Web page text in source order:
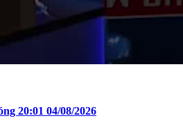
20:01 04/08/2026